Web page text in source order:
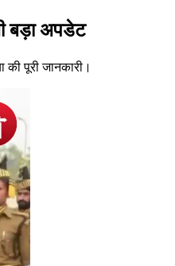
बड़ा अपडेट
पूरी जानकारी।